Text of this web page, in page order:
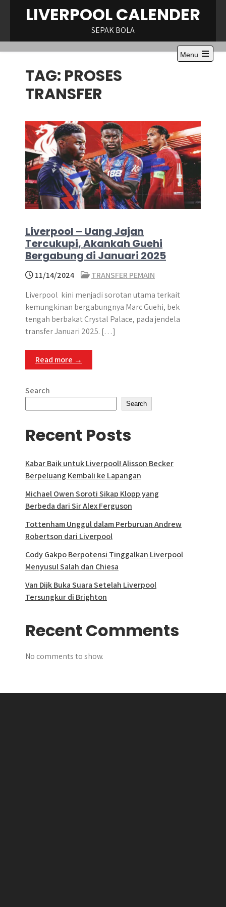
LIVERPOOL CALENDER
SEPAK BOLA
Menu
Open
TAG: PROSES
TRANSFER
Liverpool – Uang Jajan
Tercukupi, Akankah Guehi
Bergabung di Januari 2025
11/14/2024
TRANSFER PEMAIN
Liverpool kini menjadi sorotan utama terkait
kemungkinan bergabungnya Marc Guehi, bek
tengah berbakat Crystal Palace, pada jendela
transfer Januari 2025. […]
Read more →
Search
Search
Recent Posts
Kabar Baik untuk Liverpool! Alisson Becker
Berpeluang Kembali ke Lapangan
Michael Owen Soroti Sikap Klopp yang
Berbeda dari Sir Alex Ferguson
Tottenham Unggul dalam Perburuan Andrew
Robertson dari Liverpool
Cody Gakpo Berpotensi Tinggalkan Liverpool
Menyusul Salah dan Chiesa
Van Dijk Buka Suara Setelah Liverpool
Tersungkur di Brighton
Recent Comments
No comments to show.